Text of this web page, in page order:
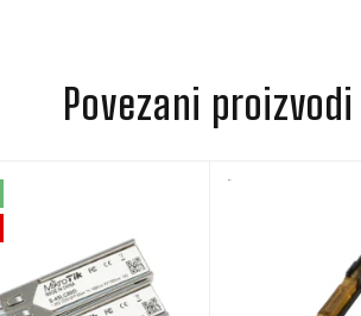
Povezani proizvodi